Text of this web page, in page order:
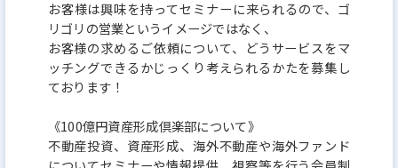
お客様は興味を持ってセミナーに来られるので、ゴ
リゴリの営業というイメージではなく、
お客様の求めるご依頼について、どうサービスをマ
ッチングできるかじっくり考えられるかたを募集し
ております！
《100億円資産形成倶楽部について》
不動産投資、資産形成、海外不動産や海外ファンド